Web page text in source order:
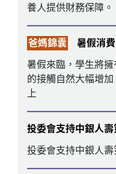
養人提供財務保障。
爸媽錦囊
暑假消
暑假來臨，學生將
的接觸自然大幅增
上
投委會支持中銀人壽
投委會支持中銀人壽